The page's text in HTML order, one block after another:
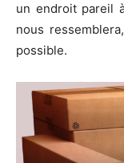
un endroit pareil
nous
possible.